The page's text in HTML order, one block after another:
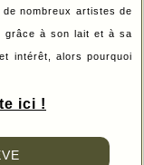
au
!
nombreux artistes de
grâce à son lait et à sa
intérêt, alors pourquoi
ici !